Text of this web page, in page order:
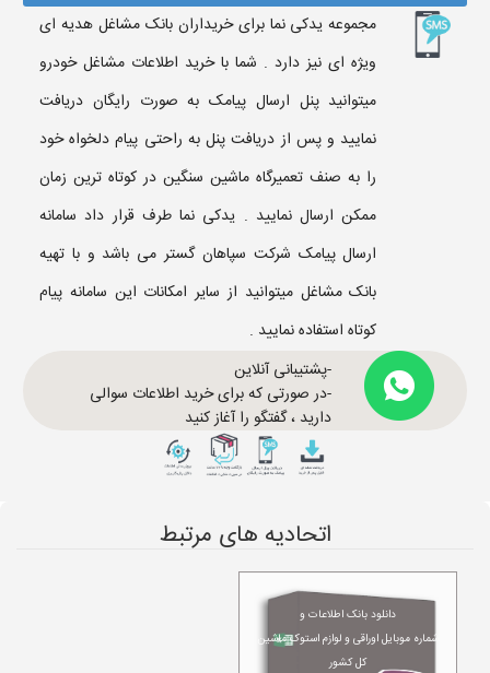
مجموعه یدکی نما برای خریداران بانک مشاغل هدیه ای
ویژه ای نیز دارد . شما با خرید اطلاعات مشاغل خودرو
میتوانید پنل ارسال پیامک به صورت رایگان دریافت
نمایید و پس از دریافت پنل به راحتی پیام دلخواه خود
را به صنف تعمیرگاه ماشین سنگین در کوتاه ترین زمان
ممکن ارسال نمایید . یدکی نما طرف قرار داد سامانه
ارسال پیامک شرکت سپاهان گستر می باشد و با تهیه
بانک مشاغل میتوانید از سایر امکانات این سامانه پیام
کوتاه استفاده نمایید .
-پشتیبانی آنلاین
-در صورتی که برای خرید اطلاعات سوالی
دارید ، گفتگو را آغاز کنید
اتحادیه های مرتبط
دانلود بانک اطلاعات و
شماره موبایل اوراقی و لوازم استوک ماشین
کل کشور